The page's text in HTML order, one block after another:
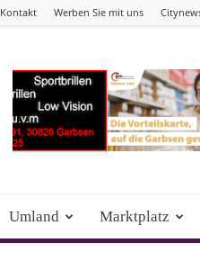
Kontakt Werben Sie mit uns
Umland Marktplatz